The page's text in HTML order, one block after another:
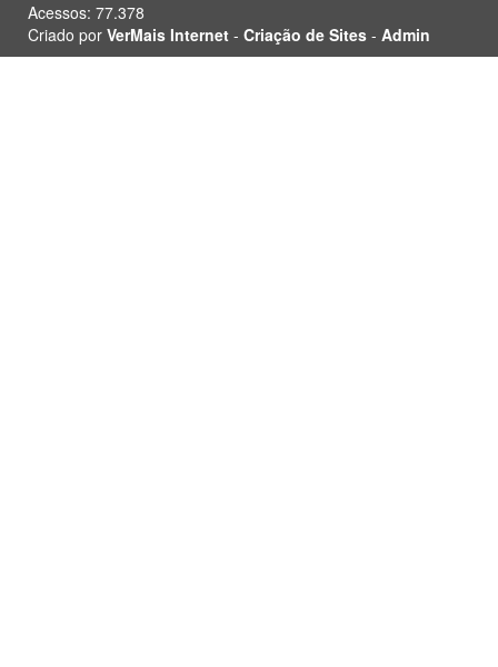
Acessos: 77.378
Criado por VerMais Internet - Criação de Sites - Admin